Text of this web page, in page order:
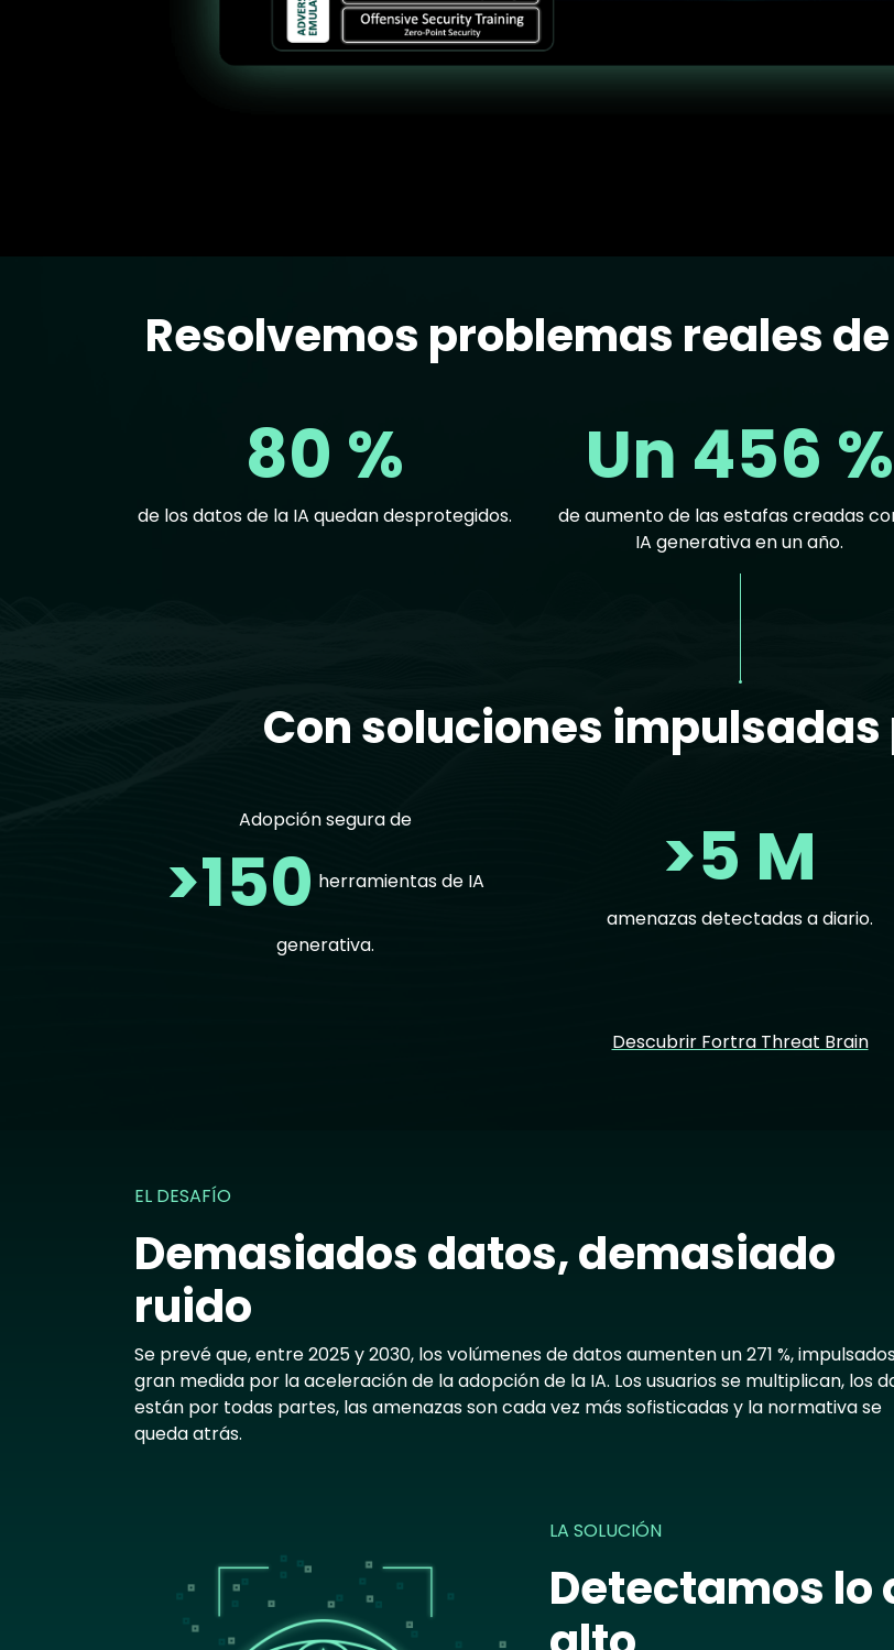
Text
Resolvemos problemas reales
80 %
de los datos de la IA quedan desprotegidos.
Un 456 %
de aumento de las estafas creadas
IA generativa en un año.
Con soluciones impulsadas
Adopción segura de
>150 herramientas de IA
generativa.
>5 M
amenazas detectadas a diario.
Descubrir Fortra Threat Brain
EL DESAFÍO
Demasiados datos, demasiado
ruido
Se prevé que, entre 2025 y 2030, los volúmenes de datos aumenten un 271 %,
gran medida por la aceleración de la adopción de la IA. Los usuarios se multiplican, los
están por todas partes, las amenazas son cada vez más sofisticadas y la normativa se
queda atrás.
LA SOLUCIÓN
Detectamos lo